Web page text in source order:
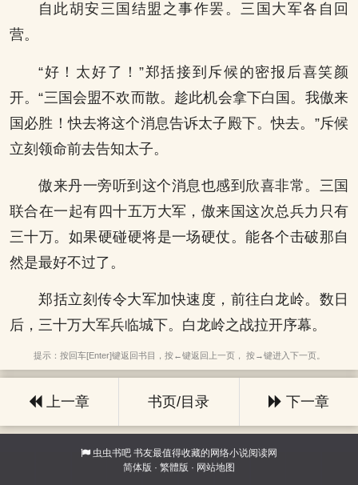
自此胡安三国结盟之事作罢。三国大军各自回
营。
“好！太好了！”郑括接到斥候的密报后喜笑颜
开。“三国会盟不欢而散。趁此机会拿下白国。我傲来
国必胜！快去将这个消息告诉太子殿下。快去。”斥候
立刻领命前去告知太子。
傲来丹一旁听到这个消息也感到欣喜非常。三国
联合在一起有四十五万大军，傲来国这次总兵力只有
三十万。如果硬碰硬将是一场硬仗。能各个击破那自
然是最好不过了。
郑括立刻传令大军加快速度，前往白龙岭。数日
后，三十万大军兵临城下。白龙岭之战拉开序幕。
提示：按回车[Enter]键返回书目，按←键返回上一页， 按→键进入下一页。
上一章 书页/目录 下一章
虫虫书吧 书友最值得收藏的网络小说阅读网
简体版 · 繁體版 · 网站地图